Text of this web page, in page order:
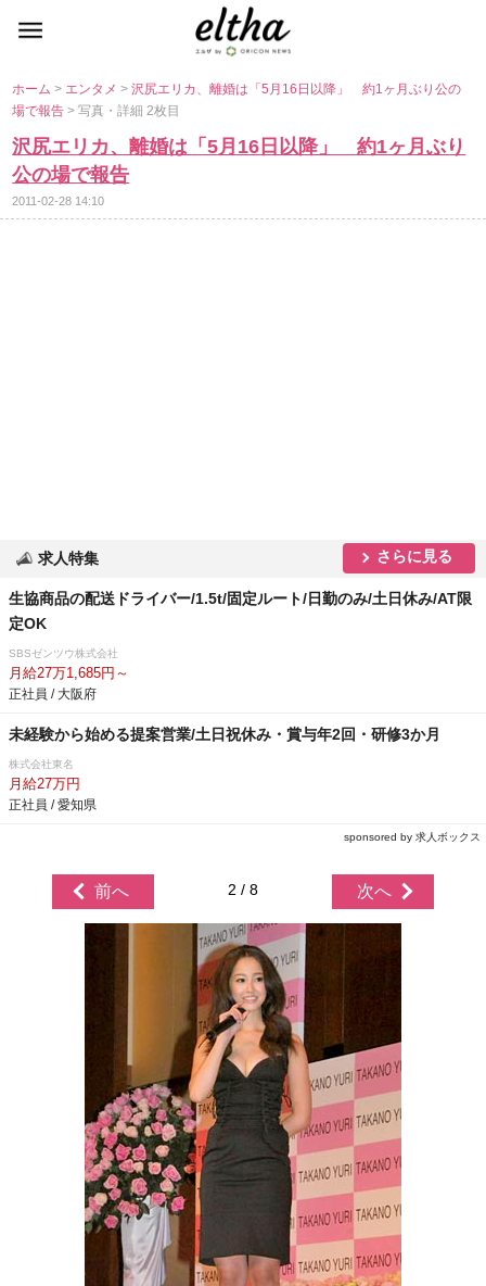
ホーム> エンタメ>沢尻エリカ、離婚は「5月16日以降」 約1ヶ月ぶり公の
場で報告> 写真・詳細 2枚目
沢尻エリカ、離婚は「5月16日以降」 約1ヶ月ぶり
公の場で報告
2011-02-28 14:10
求人特集 さらに見る
生協商品の配送ドライバー/1.5t/固定ルート/日勤のみ/土日休み/AT限
定OK
SBSゼンツウ株式会社
月給27万1,685円～
正社員 / 大阪府
未経験から始める提案営業/土日祝休み・賞与年2回・研修3か月
株式会社東名
月給27万円
正社員 / 愛知県
sponsored by 求人ボックス
前へ 2 / 8 次へ